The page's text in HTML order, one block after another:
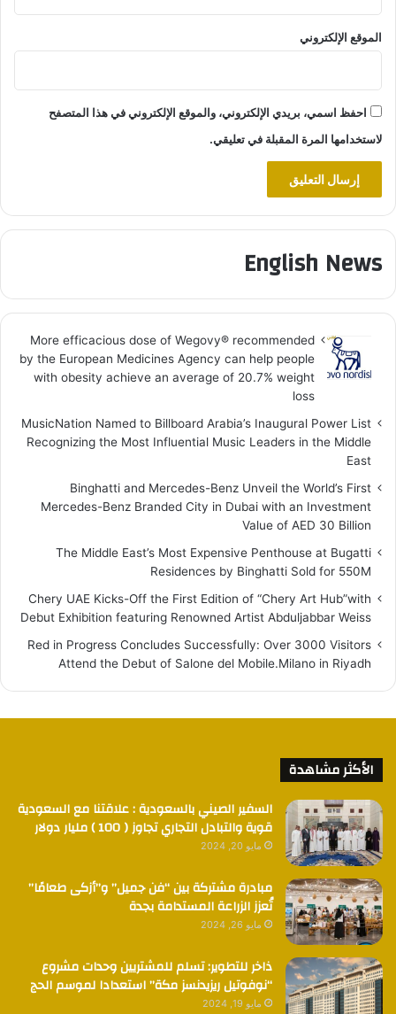
الموقع الإلكتروني
احفظ اسمي، بريدي الإلكتروني، والموقع الإلكتروني في هذا المتصفح
لاستخدامها المرة المقبلة في تعليقي.
English News
More efficacious dose of Wegovy®️ recommended
by the European Medicines Agency can help people
with obesity achieve an average of 20.7% weight
loss
MusicNation Named to Billboard Arabia’s Inaugural Power List
Recognizing the Most Influential Music Leaders in the Middle
East
Binghatti and Mercedes-Benz Unveil the World’s First
Mercedes-Benz Branded City in Dubai with an Investment
Value of AED 30 Billion
The Middle East’s Most Expensive Penthouse at Bugatti
Residences by Binghatti Sold for 550M
Chery UAE Kicks-Off the First Edition of “Chery Art Hub”with
Debut Exhibition featuring Renowned Artist Abduljabbar Weiss
Red in Progress Concludes Successfully: Over 3000 Visitors
Attend the Debut of Salone del Mobile.Milano in Riyadh
الأكثر مشاهدة
السفير الصيني بالسعودية : علاقتنا مع السعودية
قوية والتبادل التجاري تجاوز ( 100 ) مليار دولار
مايو 20, 2024
مبادرة مشتركة بين “فن جميل” و”أزكى طعامًا”
تُعزز الزراعة المستدامة بجدة
مايو 26, 2024
ذاخر للتطوير: تسلم للمشتريين وحدات مشروع
“نوفوتيل ريزيدنسز مكة” استعدادا لموسم الحج
مايو 19, 2024